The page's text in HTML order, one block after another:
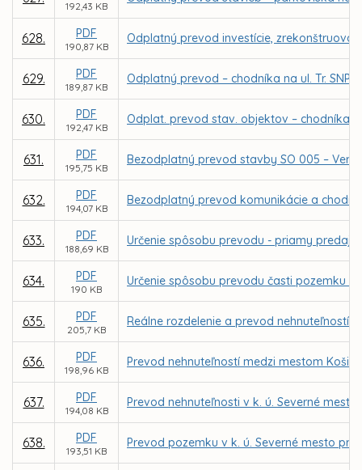
192,43 KB
628. PDF
190,87 KB
Odplatný prevod investície,
629. PDF
189,87 KB
Odplatný prevod – chodníka na ul. Tr. SNP
630. PDF
192,47 KB
Odplat. prevod stav. objektov – chodníka
631. PDF
195,75 KB
Bezodplatný prevod stavby SO 005 –
632. PDF
194,07 KB
Bezodplatný prevod komunikácie a
633. PDF
188,69 KB
Určenie spôsobu prevodu - priamy predaj
634. PDF
190 KB
Určenie spôsobu prevodu časti pozemku
635. PDF
205,7 KB
Reálne rozdelenie a prevod nehnuteľností
636. PDF
198,96 KB
Prevod nehnuteľností medzi mestom
637. PDF
194,08 KB
Prevod nehnuteľnosti v k. ú. Severné
638. PDF
193,51 KB
Prevod pozemku v k. ú. Severné mesto